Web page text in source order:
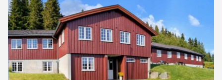
"Trovassli
Leirsted"